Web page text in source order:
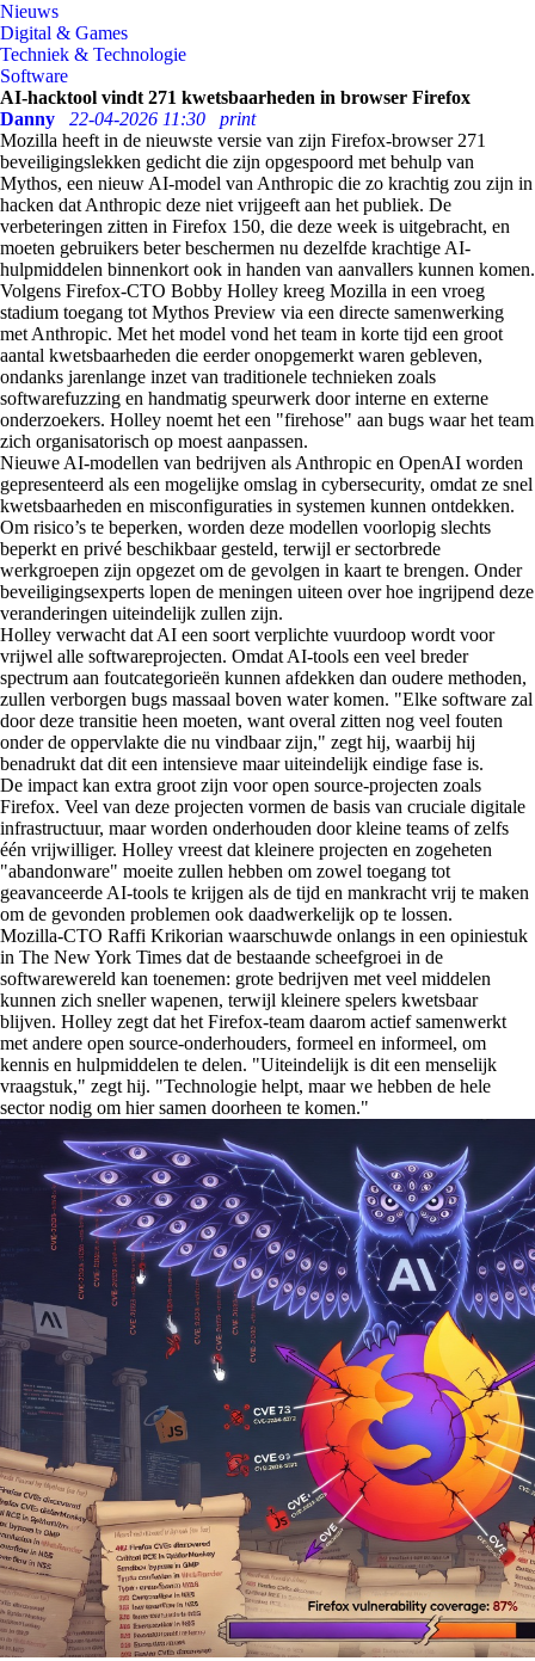
Nieuws
Digital & Games
Techniek & Technologie
Software
AI-hacktool vindt 271 kwetsbaarheden in browser Firefox
Danny
22-04-2026 11:30
print
Mozilla heeft in de nieuwste versie van zijn Firefox-browser 271
beveiligingslekken gedicht die zijn opgespoord met behulp van
Mythos, een nieuw AI-model van Anthropic die zo krachtig zou zijn in
hacken dat Anthropic deze niet vrijgeeft aan het publiek. De
verbeteringen zitten in Firefox 150, die deze week is uitgebracht, en
moeten gebruikers beter beschermen nu dezelfde krachtige AI-
hulpmiddelen binnenkort ook in handen van aanvallers kunnen komen.
Volgens Firefox-CTO Bobby Holley kreeg Mozilla in een vroeg
stadium toegang tot Mythos Preview via een directe samenwerking
met Anthropic. Met het model vond het team in korte tijd een groot
aantal kwetsbaarheden die eerder onopgemerkt waren gebleven,
ondanks jarenlange inzet van traditionele technieken zoals
softwarefuzzing en handmatig speurwerk door interne en externe
onderzoekers. Holley noemt het een "firehose" aan bugs waar het team
zich organisatorisch op moest aanpassen.
Nieuwe AI-modellen van bedrijven als Anthropic en OpenAI worden
gepresenteerd als een mogelijke omslag in cybersecurity, omdat ze snel
kwetsbaarheden en misconfiguraties in systemen kunnen ontdekken.
Om risico’s te beperken, worden deze modellen voorlopig slechts
beperkt en privé beschikbaar gesteld, terwijl er sectorbrede
werkgroepen zijn opgezet om de gevolgen in kaart te brengen. Onder
beveiligingsexperts lopen de meningen uiteen over hoe ingrijpend deze
veranderingen uiteindelijk zullen zijn.
Holley verwacht dat AI een soort verplichte vuurdoop wordt voor
vrijwel alle softwareprojecten. Omdat AI-tools een veel breder
spectrum aan foutcategorieën kunnen afdekken dan oudere methoden,
zullen verborgen bugs massaal boven water komen. "Elke software zal
door deze transitie heen moeten, want overal zitten nog veel fouten
onder de oppervlakte die nu vindbaar zijn," zegt hij, waarbij hij
benadrukt dat dit een intensieve maar uiteindelijk eindige fase is.
De impact kan extra groot zijn voor open source-projecten zoals
Firefox. Veel van deze projecten vormen de basis van cruciale digitale
infrastructuur, maar worden onderhouden door kleine teams of zelfs
één vrijwilliger. Holley vreest dat kleinere projecten en zogeheten
"abandonware" moeite zullen hebben om zowel toegang tot
geavanceerde AI-tools te krijgen als de tijd en mankracht vrij te maken
om de gevonden problemen ook daadwerkelijk op te lossen.
Mozilla-CTO Raffi Krikorian waarschuwde onlangs in een opiniestuk
in The New York Times dat de bestaande scheefgroei in de
softwarewereld kan toenemen: grote bedrijven met veel middelen
kunnen zich sneller wapenen, terwijl kleinere spelers kwetsbaar
blijven. Holley zegt dat het Firefox-team daarom actief samenwerkt
met andere open source-onderhouders, formeel en informeel, om
kennis en hulpmiddelen te delen. "Uiteindelijk is dit een menselijk
vraagstuk," zegt hij. "Technologie helpt, maar we hebben de hele
sector nodig om hier samen doorheen te komen."